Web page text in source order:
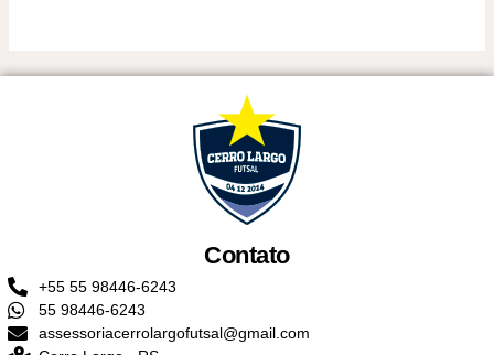
Contato
+55 55 98446-6243
55 98446-6243
assessoriacerrolargofutsal@gmail.com